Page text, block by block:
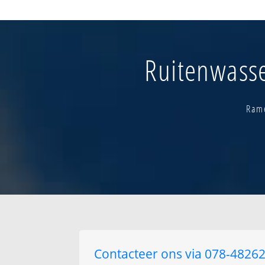
Brugsepoort
Croise
Contacteer ons via 078-